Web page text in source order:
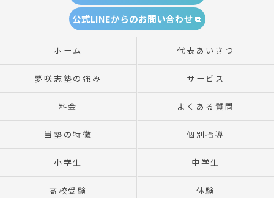
公式LINEからのお問い合わせ
ホーム 代表あいさつ
夢咲志塾の強み サービス
料金 よくある質問
当塾の特徴 個別指導
小学生 中学生
高校受験 体験